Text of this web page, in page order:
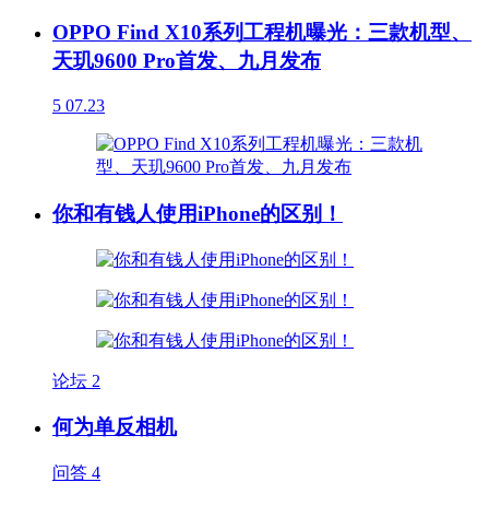
OPPO Find X10系列工程机曝光：三款机型、
天玑9600 Pro首发、九月发布
5 07.23
你和有钱人使用iPhone的区别！
论坛 2
何为单反相机
问答 4